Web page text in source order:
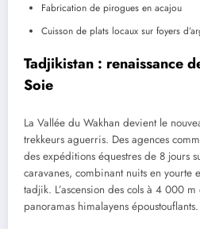
Fabrication de pirogues en acajou
Cuisson de plats locaux sur foyers
Tadjikistan : renaissance
Soie
La Vallée du Wakhan devient le
trekkeurs aguerris. Des agences
des expéditions équestres de 8 jours
caravanes, combinant nuits en yourte
tadjik. L’ascension des cols à 4 000
panoramas himalayens époustouflants.